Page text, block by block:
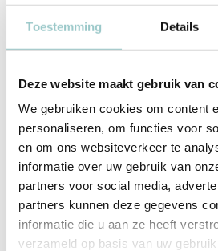
Toestemming Details
Deze website maakt gebruik van
We gebruiken cookies om content
personaliseren, om functies voor
en om ons websiteverkeer te
informatie over uw gebruik van
partners voor social media,
partners kunnen deze gegevens
informatie die u aan ze heeft
verzameld op basis van uw
Compact formaat: ideaal als
Deze Jellycat is niet zomaar zacht – hij
beschikbaar. Daarom mag je er
Zo houden we het eerlijk voor alle fans,
verzamelaars.
Op zoek naar de écht bijzondere
hunten in onzewinkel– hier vind je
Jellycats.